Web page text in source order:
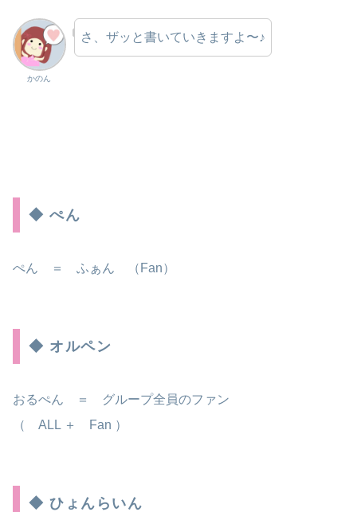
かのん
さ、ザッと書いていきますよ〜♪
◆ ぺん
ぺん ＝ ふぁん （Fan）
◆ オルペン
おるぺん ＝ グループ全員のファン
（ ALL ＋ Fan ）
◆ ひょんらいん